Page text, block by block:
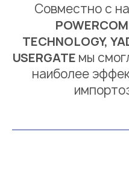
Совместно с
TECHNOLOGY,
USERGATE мы
наиболее